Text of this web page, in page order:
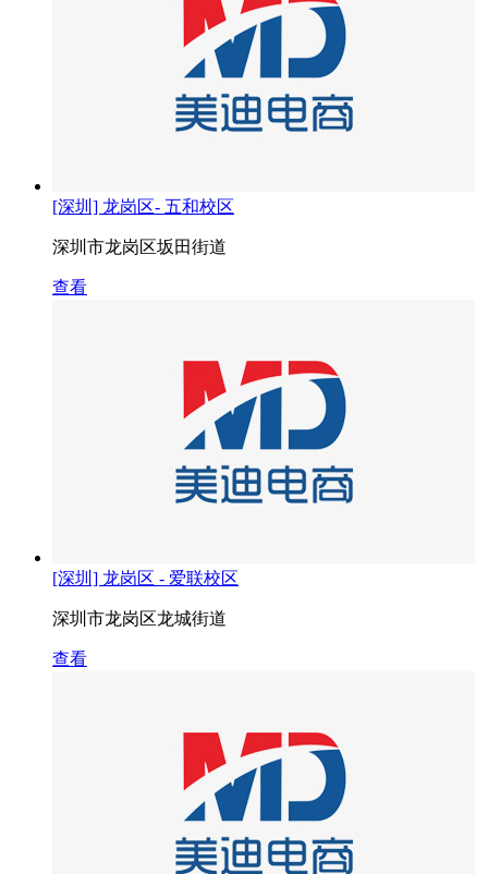
[深圳] 龙岗区- 五和校区
深圳市龙岗区坂田街道
查看
[深圳] 龙岗区 - 爱联校区
深圳市龙岗区龙城街道
查看